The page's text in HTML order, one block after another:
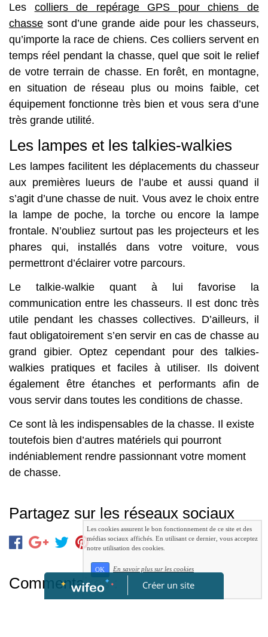
Les colliers de repérage GPS pour chiens de
chasse sont d’une grande aide pour les chasseurs,
qu’importe la race de chiens. Ces colliers servent en
temps réel pendant la chasse, quel que soit le relief
de votre terrain de chasse. En forêt, en montagne,
en situation de réseau plus ou moins faible, cet
équipement fonctionne très bien et vous sera d’une
très grande utilité.
Les lampes et les talkies-walkies
Les lampes facilitent les déplacements du chasseur
aux premières lueurs de l’aube et aussi quand il
s’agit d’une chasse de nuit. Vous avez le choix entre
la lampe de poche, la torche ou encore la lampe
frontale. N’oubliez surtout pas les projecteurs et les
phares qui, installés dans votre voiture, vous
permettront d’éclairer votre parcours.
Le talkie-walkie quant à lui favorise la
communication entre les chasseurs. Il est donc très
utile pendant les chasses collectives. D’ailleurs, il
faut obligatoirement s’en servir en cas de chasse au
grand gibier. Optez cependant pour des talkies-
walkies pratiques et faciles à utiliser. Ils doivent
également être étanches et performants afin de
vous servir dans toutes les conditions de chasse.
Ce sont là les indispensables de la chasse. Il existe
toutefois bien d’autres matériels qui pourront
indéniablement rendre passionnant votre moment
de chasse.
Partagez sur les réseaux sociaux
Commentaires : Créer un site
Les cookies assurent le bon fonctionnement de ce site et des
médias sociaux affichés. En utilisant ce dernier, vous acceptez
notre utilisation des cookies.
OK En savoir plus sur les cookies